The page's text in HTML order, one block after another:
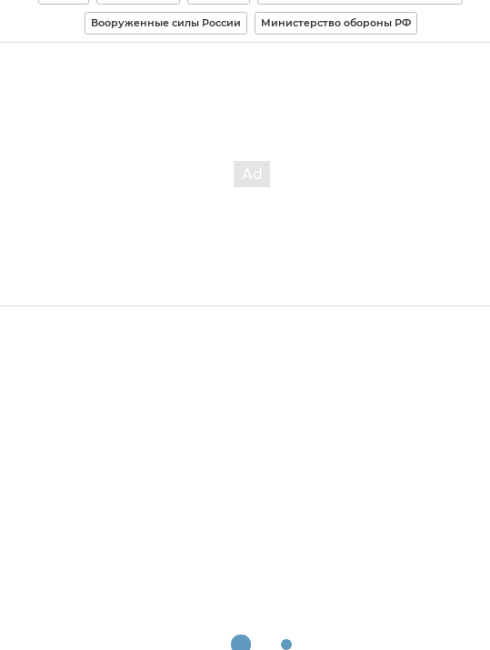
Вооруженные силы России Министерство обороны РФ